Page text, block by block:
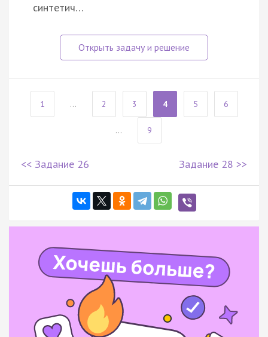
синтетич…
1 ... 2 3 4 5 6
... 9
<< Задание 26 Задание 28 >>